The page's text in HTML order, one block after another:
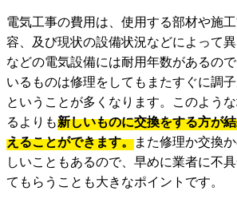
電気工事の費用は、使用する部材や施
容、及び現状の設備状況などによって
などの電気設備には耐用年数があるの
いるものは修理をしてもまたすぐに調
ということが多くなります。このよう
るよりも新しいものに交換をする方が
えることができます。また修理か交換
しいこともあるので、早めに業者に不
てもらうことも大きなポイントです。